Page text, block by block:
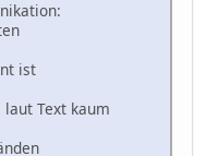
ist
Text kaum